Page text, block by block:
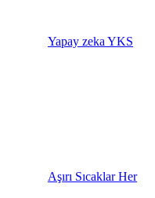
Yapay zeka YKS
Aşırı Sıcaklar Her